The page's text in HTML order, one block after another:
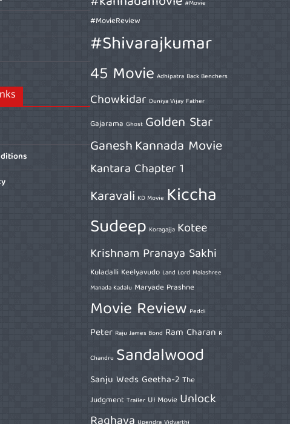
#Movie
#MovieReview
#Shivarajkumar
45 Movie Adhipatra Back Benchers
Chowkidar Duniya Vijay Father
Gajarama Ghost Golden Star
GaneshKannada Movie
Kantara Chapter 1
Karavali KD Movie Kiccha
Sudeep Koragajja Kotee
Krishnam Pranaya Sakhi
Kuladalli Keelyavudo Land Lord Malashree
Manada Kadalu Maryade Prashne
Movie Review Peddi
Peter Raju James Bond Ram Charan R
Chandru Sandalwood
Sanju Weds Geetha-2 The
Judgment Trailer UI Movie Unlock